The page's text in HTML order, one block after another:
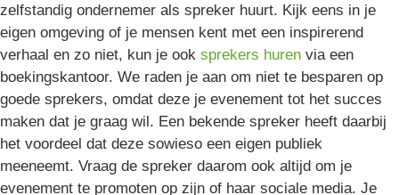
zelfstandig ondernemer als spreker huurt. Kijk eens in je
eigen omgeving of je mensen kent met een inspirerend
verhaal en zo niet, kun je ook sprekers huren via een
boekingskantoor. We raden je aan om niet te besparen op
goede sprekers, omdat deze je evenement tot het succes
maken dat je graag wil. Een bekende spreker heeft daarbij
het voordeel dat deze sowieso een eigen publiek
meeneemt. Vraag de spreker daarom ook altijd om je
evenement te promoten op zijn of haar sociale media. Je